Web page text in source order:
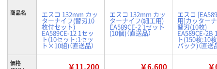
商品名 エスコ 132mm カッ
ターナイフ(替刃10
枚付セット)
EA589CE-12 1セッ
ト(10セット:1セッ
ト×10組)（直送品）
エスコ 132mm カッ
ターナイフ(細工用)
EA589CE-2 1セット
(10個)（直送品）
エスコ
用]カッター
替刃(10枚)
EA589CE-2B
ト(150枚:10
パック)（直送
価格
￥11,200 ￥6,600